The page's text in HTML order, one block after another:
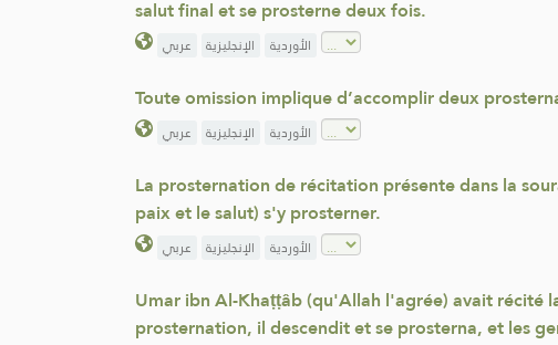
salut final et se prosterne deux fois.
عربي الإنجليزية الأوردية
Toute omission implique d’accomplir deux
عربي الإنجليزية الأوردية
La prosternation de récitation présente dans la
paix et le salut) s'y prosterner.
عربي الإنجليزية الأوردية
Umar ibn Al-Khaṭṭâb (qu'Allah l'agrée) avait récité
prosternation, il descendit et se prosterna, et les